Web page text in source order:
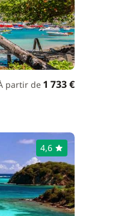
partir de 1 733 €
4,6